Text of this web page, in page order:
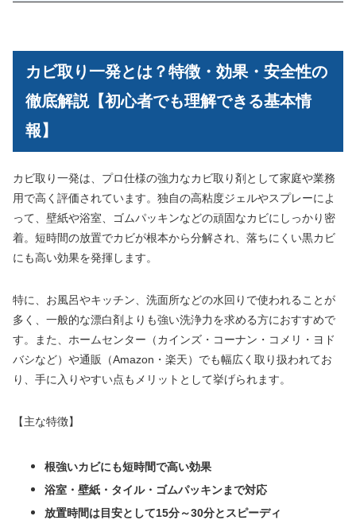
カビ取り一発とは？特徴・効果・安全性の
徹底解説【初心者でも理解できる基本情
報】
カビ取り一発は、プロ仕様の強力なカビ取り剤として家庭や業務
用で高く評価されています。独自の高粘度ジェルやスプレーによ
って、壁紙や浴室、ゴムパッキンなどの頑固なカビにしっかり密
着。短時間の放置でカビが根本から分解され、落ちにくい黒カビ
にも高い効果を発揮します。
特に、お風呂やキッチン、洗面所などの水回りで使われることが
多く、一般的な漂白剤よりも強い洗浄力を求める方におすすめで
す。また、ホームセンター（カインズ・コーナン・コメリ・ヨド
バシなど）や通販（Amazon・楽天）でも幅広く取り扱われてお
り、手に入りやすい点もメリットとして挙げられます。
【主な特徴】
根強いカビにも短時間で高い効果
浴室・壁紙・タイル・ゴムパッキンまで対応
放置時間は目安として15分～30分とスピーディ